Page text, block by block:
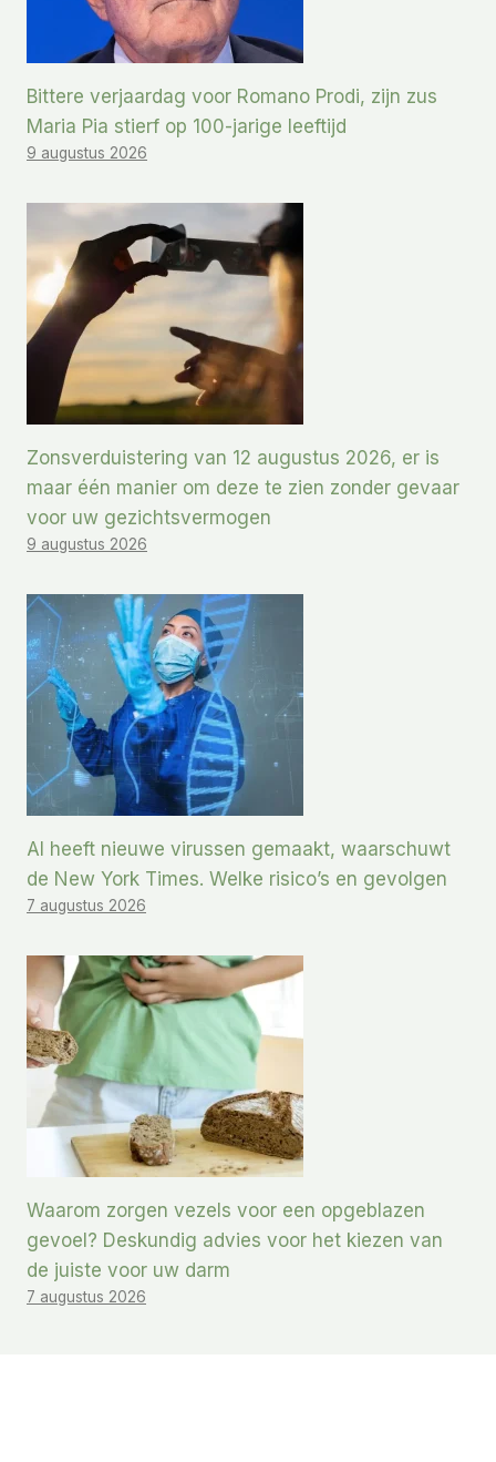
Bittere verjaardag voor Romano Prodi, zijn zus
Maria Pia stierf op 100-jarige leeftijd
9 augustus 2026
Zonsverduistering van 12 augustus 2026, er is
maar één manier om deze te zien zonder gevaar
voor uw gezichtsvermogen
9 augustus 2026
AI heeft nieuwe virussen gemaakt, waarschuwt
de New York Times. Welke risico’s en gevolgen
7 augustus 2026
Waarom zorgen vezels voor een opgeblazen
gevoel? Deskundig advies voor het kiezen van
de juiste voor uw darm
7 augustus 2026